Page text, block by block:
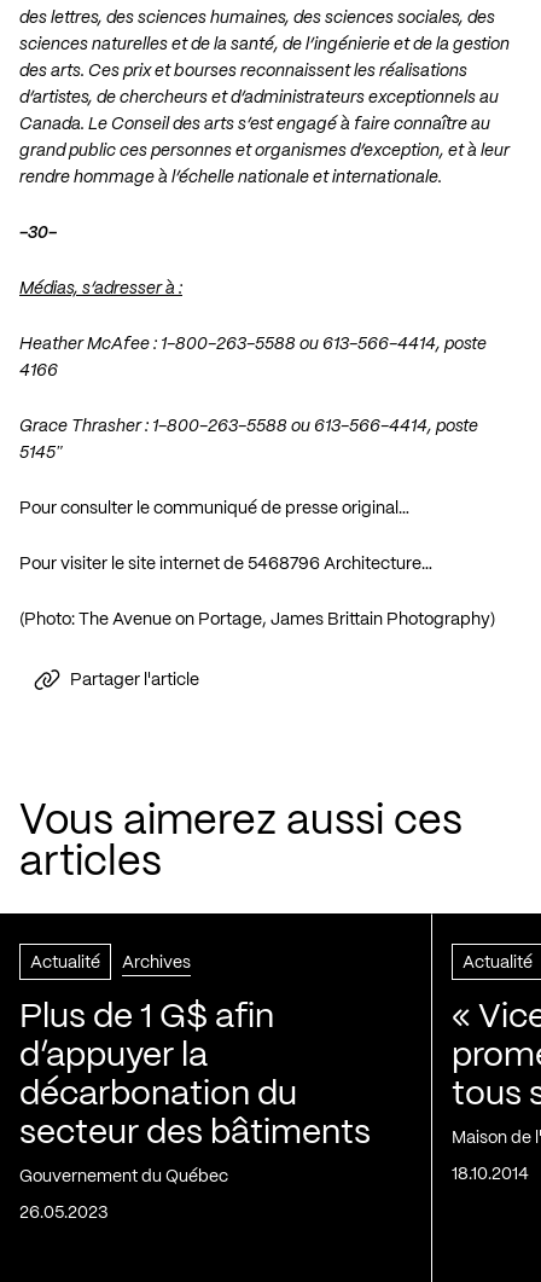
des lettres, des sciences humaines, des sciences sociales, des
sciences naturelles et de la santé, de l’ingénierie et de la gestion
des arts. Ces prix et bourses reconnaissent les réalisations
d’artistes, de chercheurs et d’administrateurs exceptionnels au
Canada. Le Conseil des arts s’est engagé à faire connaître au
grand public ces personnes et organismes d’exception, et à leur
rendre hommage à l’échelle nationale et internationale.
-30-
Médias, s’adresser à :
Heather McAfee : 1-800-263-5588 ou 613-566-4414, poste
4166
Grace Thrasher : 1-800-263-5588 ou 613-566-4414, poste
5145″
Pour consulter le communiqué de presse original…
Pour visiter le site internet de 5468796 Architecture…
(Photo: The Avenue on Portage, James Brittain Photography)
Partager l'article
Vous aimerez aussi ces
articles
Actualité Archives
Plus de 1 G$ afin
d’appuyer la
décarbonation du
secteur des bâtiments
Gouvernement du Québec
26.05.2023
Actualité
«
tous
Maison de
18.10.2014